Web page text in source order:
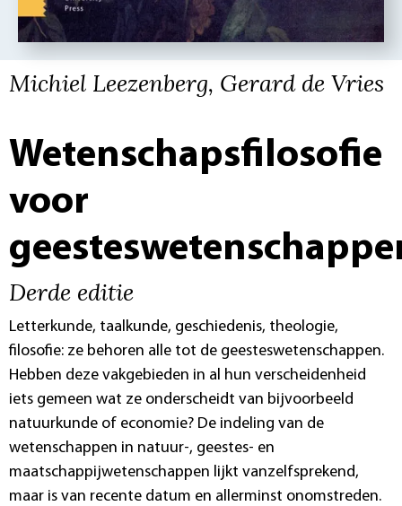
Michiel Leezenberg, Gerard de Vries
Wetenschapsfilosofie
voor
Derde editie
Letterkunde, taalkunde, geschiedenis, theologie,
filosofie: ze behoren alle tot de geesteswetenschappen.
Hebben deze vakgebieden in al hun verscheidenheid
iets gemeen wat ze onderscheidt van bijvoorbeeld
natuurkunde of economie? De indeling van de
wetenschappen in natuur-, geestes- en
maatschappijwetenschappen lijkt vanzelfsprekend,
maar is van recente datum en allerminst onomstreden.